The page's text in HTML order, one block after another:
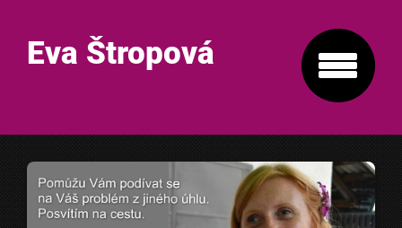
Eva Štropová